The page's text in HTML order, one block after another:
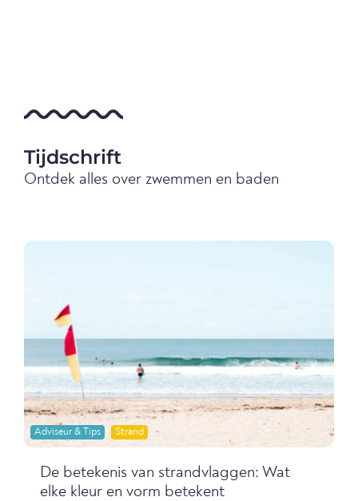
Tijdschrift
Ontdek alles over zwemmen en baden
Adviseur & Tips Strand
De betekenis van strandvlaggen: Wat
elke kleur en vorm betekent